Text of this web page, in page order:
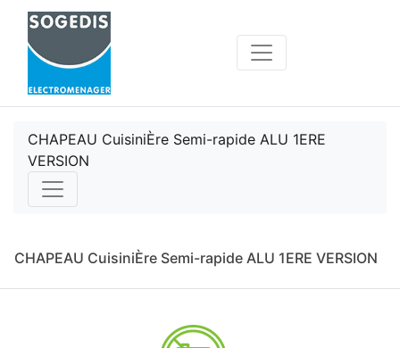
CHAPEAU CuisiniÈre Semi-rapide ALU 1ERE
VERSION
CHAPEAU CuisiniÈre Semi-rapide ALU 1ERE VERSION